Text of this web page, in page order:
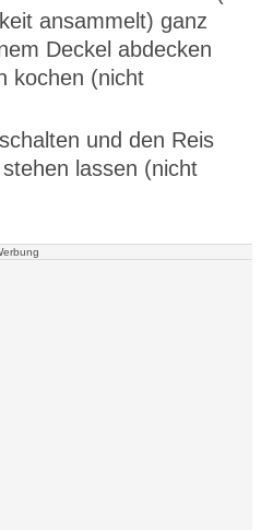
ansammelt) ganz
Deckel abdecken
kochen (nicht
und den Reis
lassen (nicht